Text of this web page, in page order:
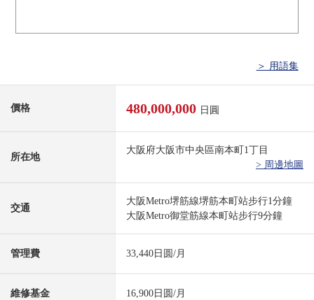
＞ 用語集
價格 480,000,000 日圓
所在地
大阪府大阪市中央區南本町1丁目
> 周邊地圖
交通
大阪Metro堺筋線堺筋本町站步行1分鐘
大阪Metro御堂筋線本町站步行9分鐘
管理費 33,440日圆/月
維修基金 16,900日圆/月